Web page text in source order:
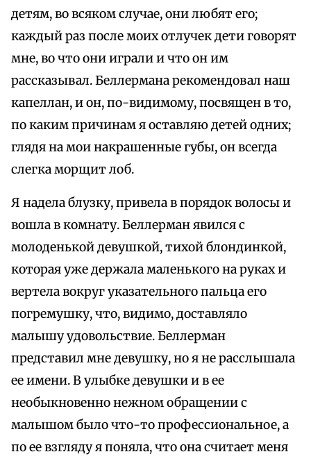
детям, во всяком случае, они любят его;
каждый раз после моих отлучек дети говорят
мне, во что они играли и что он им
рассказывал. Беллермана рекомендовал наш
капеллан, и он, по-видимому, посвящен в то,
по каким причинам я оставляю детей одних;
глядя на мои накрашенные губы, он всегда
слегка морщит лоб.
Я надела блузку, привела в порядок волосы и
вошла в комнату. Беллерман явился с
молоденькой девушкой, тихой блондинкой,
которая уже держала маленького на руках и
вертела вокруг указательного пальца его
погремушку, что, видимо, доставляло
малышу удовольствие. Беллерман
представил мне девушку, но я не расслышала
ее имени. В улыбке девушки и в ее
необыкновенно нежном обращении с
малышом было что-то профессиональное, а
по ее взгляду я поняла, что она считает меня